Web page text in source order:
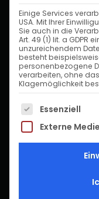
ALLGEMEINE
Einige Services
USA. Mit Ihrer
Sie auch in die
Art. 49 (1) lit. a GDPR
unzureichendem
besteht
personenbezogene
verarbeiten, ohne
Klagemöglichkeit
Es folgt eine Liste
Essenziell
Externe